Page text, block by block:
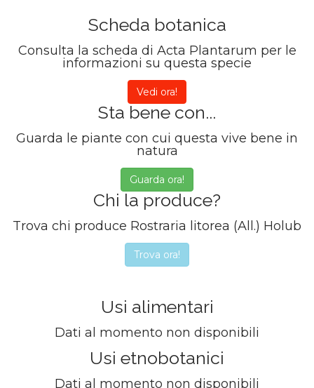
Scheda botanica
Consulta la scheda di Acta Plantarum per le
informazioni su questa specie
Vedi ora!
Sta bene con...
Guarda le piante con cui questa vive bene in
natura
Guarda ora!
Chi la produce?
Trova chi produce Rostraria litorea (All.) Holub
Trova ora!
Usi alimentari
Dati al momento non disponibili
Usi etnobotanici
Dati al momento non disponibili